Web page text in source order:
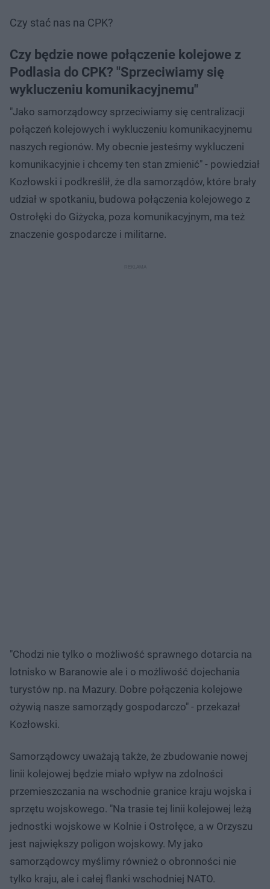
Czy stać nas na CPK?
Czy będzie nowe połączenie kolejowe z
Podlasia do CPK? "Sprzeciwiamy się
wykluczeniu komunikacyjnemu"
"Jako samorządowcy sprzeciwiamy się centralizacji
połączeń kolejowych i wykluczeniu komunikacyjnemu
naszych regionów. My obecnie jesteśmy wykluczeni
komunikacyjnie i chcemy ten stan zmienić" - powiedział
Kozłowski i podkreślił, że dla samorządów, które brały
udział w spotkaniu, budowa połączenia kolejowego z
Ostrołęki do Giżycka, poza komunikacyjnym, ma też
znaczenie gospodarcze i militarne.
"Chodzi nie tylko o możliwość sprawnego dotarcia na
lotnisko w Baranowie ale i o możliwość dojechania
turystów np. na Mazury. Dobre połączenia kolejowe
ożywią nasze samorządy gospodarczo" - przekazał
Kozłowski.
Samorządowcy uważają także, że zbudowanie nowej
linii kolejowej będzie miało wpływ na zdolności
przemieszczania na wschodnie granice kraju wojska i
sprzętu wojskowego. "Na trasie tej linii kolejowej leżą
jednostki wojskowe w Kolnie i Ostrołęce, a w Orzyszu
jest największy poligon wojskowy. My jako
samorządowcy myślimy również o obronności nie
tylko kraju, ale i całej flanki wschodniej NATO.